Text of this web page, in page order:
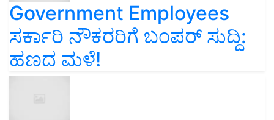
Government Employees
ಸರ್ಕಾರಿ ನೌಕರರಿಗೆ ಬಂಪರ್‌ ಸುದ್ದಿ:
ಹಣದ ಮಳೆ!